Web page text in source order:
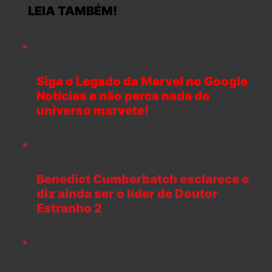
LEIA TAMBÉM!
Siga o Legado da Marvel no Google
Notícias e não perca nada do
universo marvete!
Benedict Cumberbatch esclarece e
diz ainda ser o líder de Doutor
Estranho 2